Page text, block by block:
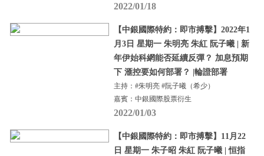
2022/01/18
【中銀國際特約：即市搏擊】2022年1
月3日 星期一 朱明亮 朱紅 阮子曦 | 新
年伊始科網能否延續反彈？ 加息預期
下 滙控要如何部署？ |輪證部署
主持：#朱明亮 #阮子曦（希少）
嘉賓：中銀國際股票衍生
2022/01/03
【中銀國際特約：即市搏擊】11月22
日 星期一 朱子昭 朱紅 阮子曦 | 恒指